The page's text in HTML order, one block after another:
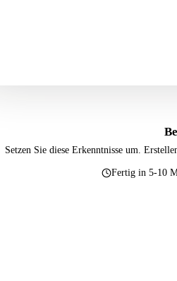
Setzen Sie diese Erkenntnisse um.
Fertig in 5-10